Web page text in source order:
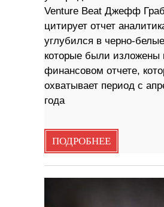
Venture Beat Джефф
цитирует отчет
углубился в черно-
которые были изложены
финансовом отчете,
охватывает период с
года
ПОДРОБНЕЕ